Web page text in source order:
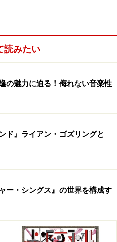
読みたい
の魅力に迫る！侮れない音楽性
ド』ライアン・ゴズリングと
ー・シングス』の世界を構成す